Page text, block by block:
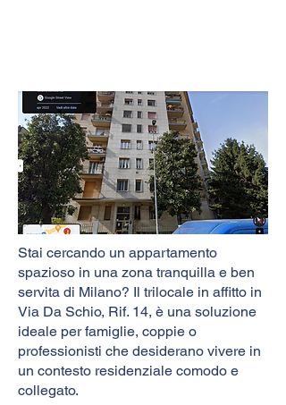
Stai cercando un appartamento
spazioso in una zona tranquilla e ben
servita di Milano? Il trilocale in affitto in
Via Da Schio, Rif. 14, è una soluzione
ideale per famiglie, coppie o
professionisti che desiderano vivere in
un contesto residenziale comodo e
collegato.